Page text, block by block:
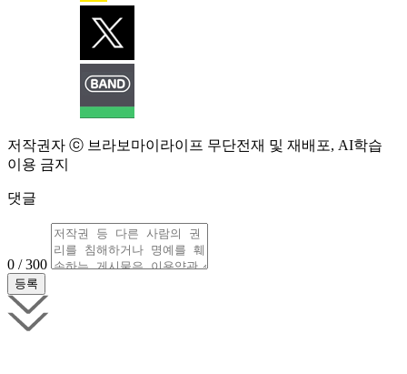
저작권자 ⓒ 브라보마이라이프 무단전재 및 재배포, AI학습
이용 금지
댓글
0 / 300